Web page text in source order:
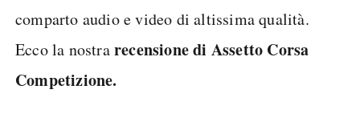
comparto audio e video di altissima qualità.
Ecco la nostrarecensione di Assetto Corsa
Competizione.